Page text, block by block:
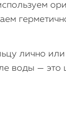
лично
воды — это